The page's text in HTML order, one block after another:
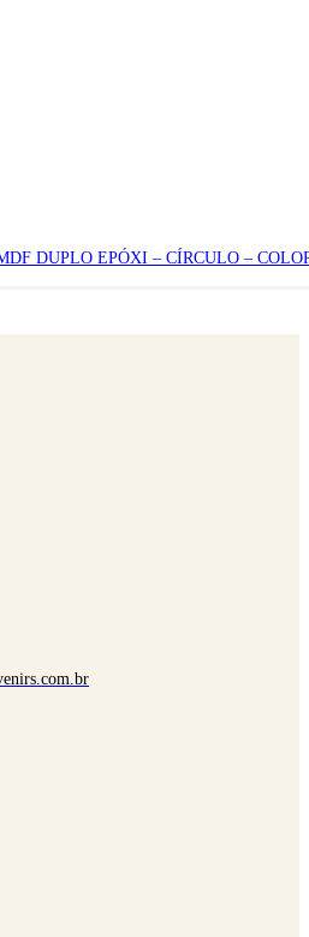
DUPLO EPÓXI – CÍRCULO –